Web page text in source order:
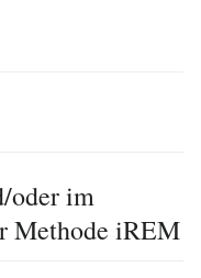
oder im
Methode iREM